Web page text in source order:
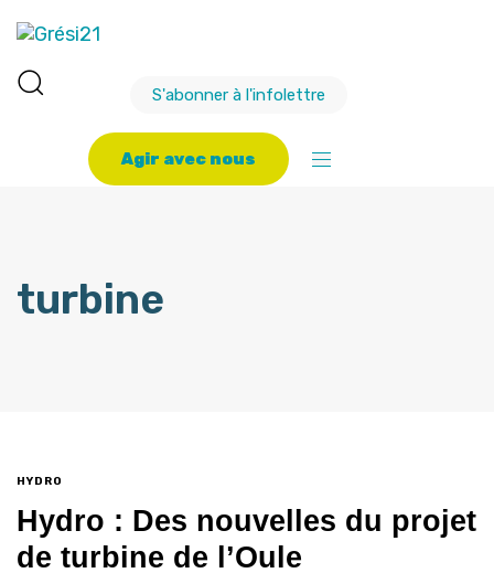
S'abonner à l'infolettre
Agir avec nous
turbine
HYDRO
Hydro : Des nouvelles du projet
de turbine de l’Oule